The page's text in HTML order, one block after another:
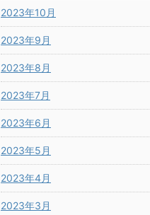
2023年10月
2023年9月
2023年8月
2023年7月
2023年6月
2023年5月
2023年4月
2023年3月